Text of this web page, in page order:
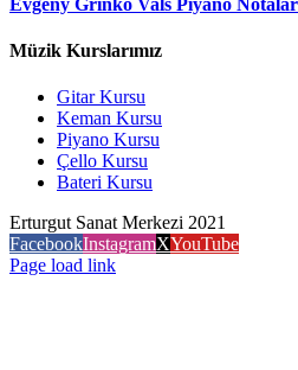
Müzik Kurslarımız
Gitar Kursu
Keman Kursu
Piyano Kursu
Çello Kursu
Bateri Kursu
Erturgut Sanat Merkezi 2021
FacebookInstagramXYouTube
Page load link